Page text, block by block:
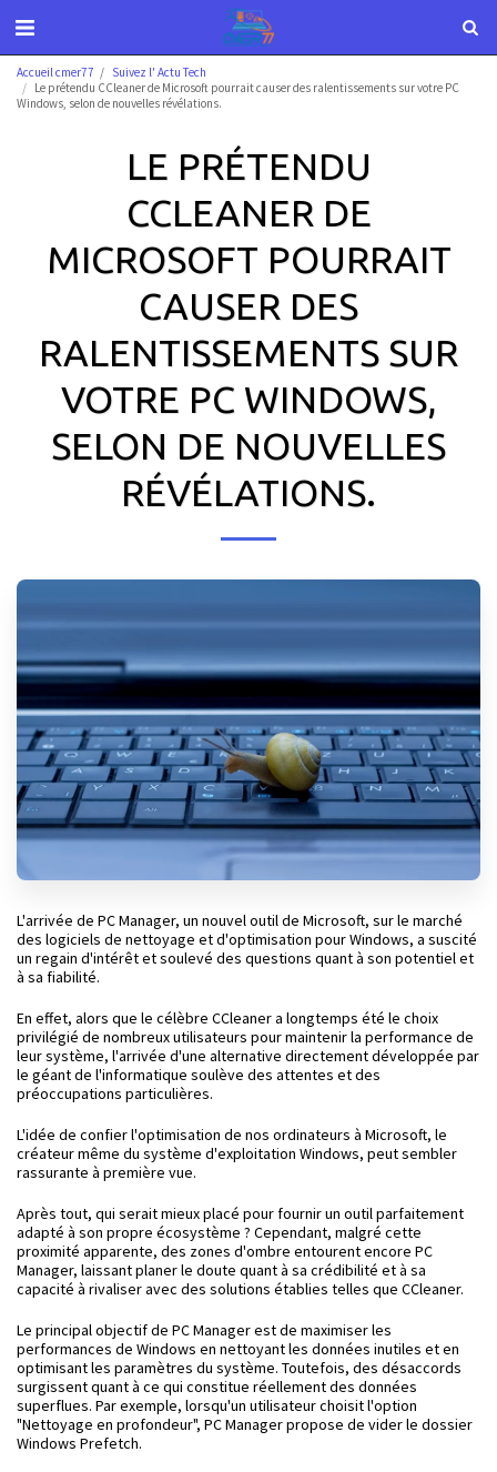
Accueil cmer77
Suivez l' Actu Tech
Le prétendu CCleaner de Microsoft pourrait causer des ralentissements sur votre PC
Windows, selon de nouvelles révélations.
LE PRÉTENDU
CCLEANER DE
MICROSOFT POURRAIT
CAUSER DES
RALENTISSEMENTS SUR
VOTRE PC WINDOWS,
SELON DE NOUVELLES
RÉVÉLATIONS.
L'arrivée de PC Manager, un nouvel outil de Microsoft, sur le marché
des logiciels de nettoyage et d'optimisation pour Windows, a suscité
un regain d'intérêt et soulevé des questions quant à son potentiel et
à sa fiabilité.
En effet, alors que le célèbre CCleaner a longtemps été le choix
privilégié de nombreux utilisateurs pour maintenir la performance de
leur système, l'arrivée d'une alternative directement développée par
le géant de l'informatique soulève des attentes et des
préoccupations particulières.
L'idée de confier l'optimisation de nos ordinateurs à Microsoft, le
créateur même du système d'exploitation Windows, peut sembler
rassurante à première vue.
Après tout, qui serait mieux placé pour fournir un outil parfaitement
adapté à son propre écosystème ? Cependant, malgré cette
proximité apparente, des zones d'ombre entourent encore PC
Manager, laissant planer le doute quant à sa crédibilité et à sa
capacité à rivaliser avec des solutions établies telles que CCleaner.
Le principal objectif de PC Manager est de maximiser les
performances de Windows en nettoyant les données inutiles et en
optimisant les paramètres du système. Toutefois, des désaccords
surgissent quant à ce qui constitue réellement des données
superflues. Par exemple, lorsqu'un utilisateur choisit l'option
"Nettoyage en profondeur", PC Manager propose de vider le dossier
Windows Prefetch.